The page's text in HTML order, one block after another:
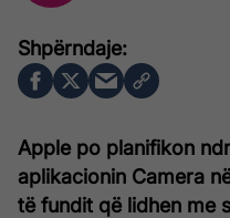
Apple po planifikon
aplikacionin Camera
të fundit që lidhen me